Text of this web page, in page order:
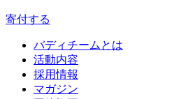
寄付する
バディチームとは
活動内容
採用情報
マガジン